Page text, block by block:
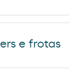
e frotas